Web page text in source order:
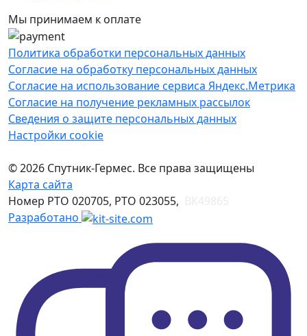
Мы принимаем к оплате
Политика обработки персональных данных
Согласие на обработку персональных данных
Согласие на использование сервиса Яндекс.Метрика
Согласие на получение рекламных рассылок
Сведения о защите персональных данных
Настройки cookie
© 2026 Спутник-Гермес. Все права защищены
Карта сайта
Номер РТО 020705, РТО 023055,
Разработано